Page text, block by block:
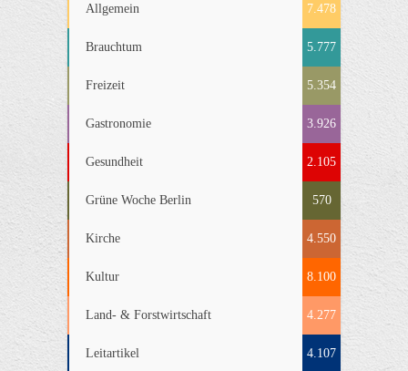
Allgemein 7.478
Brauchtum 5.777
Freizeit 5.354
Gastronomie 3.926
Gesundheit 2.105
Grüne Woche Berlin 570
Kirche 4.550
Kultur 8.100
Land- & Forstwirtschaft 4.277
Leitartikel 4.107